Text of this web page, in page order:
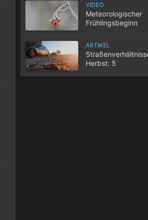
VIDEO
Meteorologischer
Frühlingsbeginn
ARTIKEL
Herbst: 5